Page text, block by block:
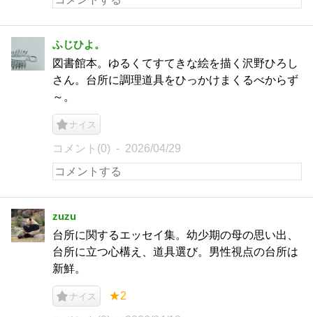
ふじひよ。
図書館本。ゆるくてすてきな絵を描く沢野ひろし
さん。台所に調理道具をひっかけまくるべからず
～。
ナイス
コメント(0) 2026/04/29
zuzu
台所に関するエッセイ集。幼少期の母の思い出、
台所に立つ心構え、道具選び。男性視点の台所は
新鮮。
ナイス ★2